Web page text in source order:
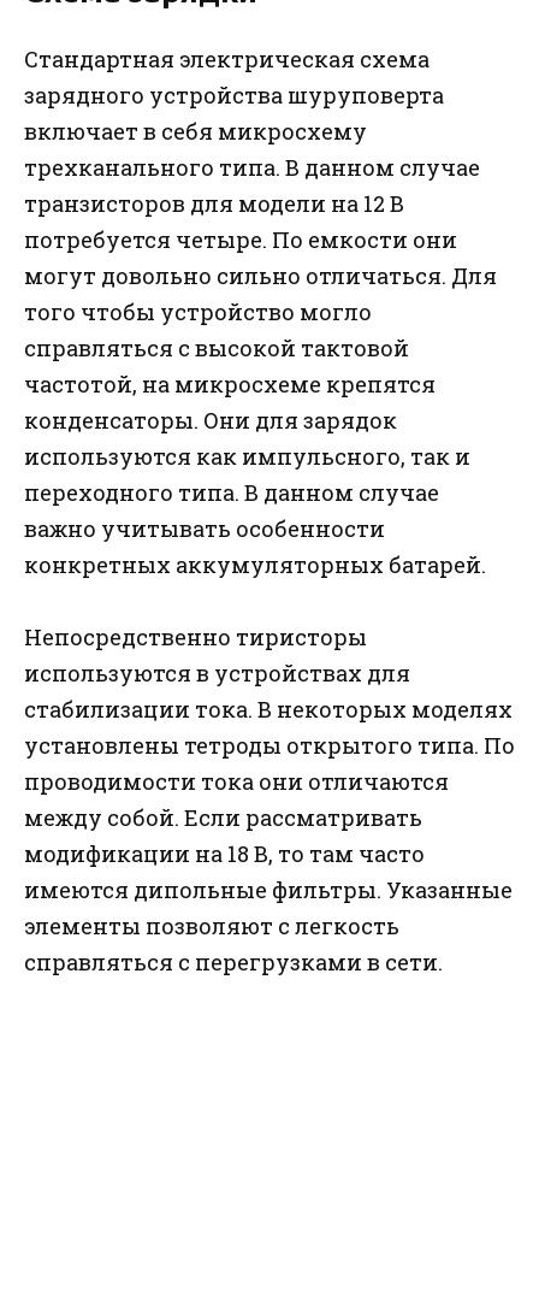
Стандартная электрическая схема
зарядного устройства шуруповерта
включает в себя микросхему
трехканального типа. В данном случае
транзисторов для модели на 12 В
потребуется четыре. По емкости они
могут довольно сильно отличаться. Для
того чтобы устройство могло
справляться с высокой тактовой
частотой, на микросхеме крепятся
конденсаторы. Они для зарядок
используются как импульсного, так и
переходного типа. В данном случае
важно учитывать особенности
конкретных аккумуляторных батарей.
Непосредственно тиристоры
используются в устройствах для
стабилизации тока. В некоторых моделях
установлены тетроды открытого типа. По
проводимости тока они отличаются
между собой. Если рассматривать
модификации на 18 В, то там часто
имеются дипольные фильтры. Указанные
элементы позволяют с легкость
справляться с перегрузками в сети.